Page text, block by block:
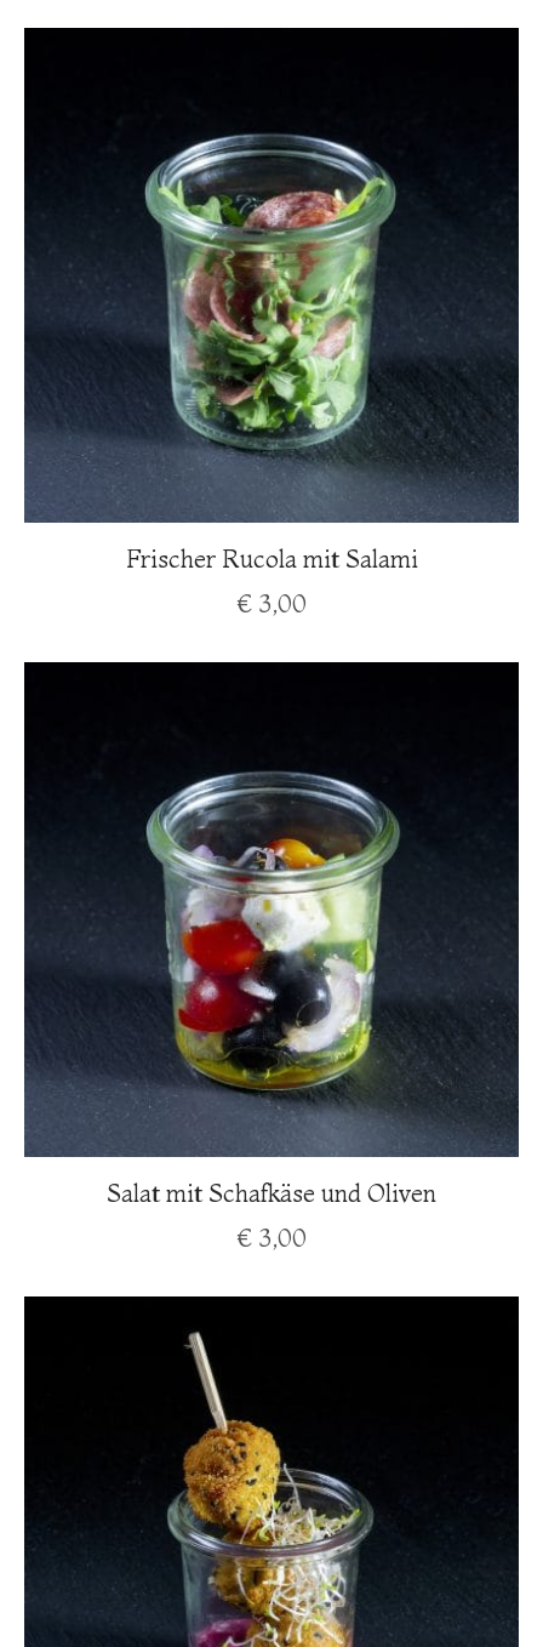
Frischer Rucola mit Salami
€ 3,00
Salat mit Schafkäse und Oliven
€ 3,00